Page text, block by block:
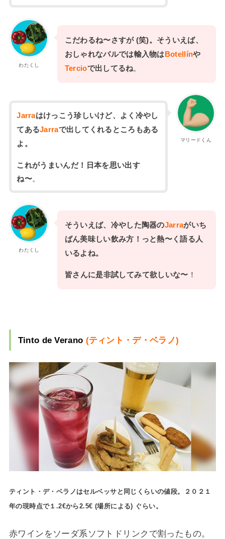
わたくし
こだわるね〜さすが (笑)。そういえば、
おしゃれなバルでは輸入物は Botellínや
Tercioで出してるね。
マリードくん
Jarraはけっこう珍しいけど、よく冷やし
てあるJarraで出してくれるところもある
よ。
これがうまいんだ！日本を思い出す
ね〜。
わたくし
そういえば、冷やした陶器のJarraがいち
ばん美味しい飲み方！っと熱〜く語る人
いるよね。
皆さんに是非試してみて欲しいな〜 ！
Tinto de Verano (ティント・デ・ベラノ)
ティント・デ・ベラノはセルベッサと同じくらいの値段。
２０２１
年の現時点で１.2€から2.5€ (場所による) ぐらい。
赤ワインをソーダ系ソフトドリンクで割ったもの。